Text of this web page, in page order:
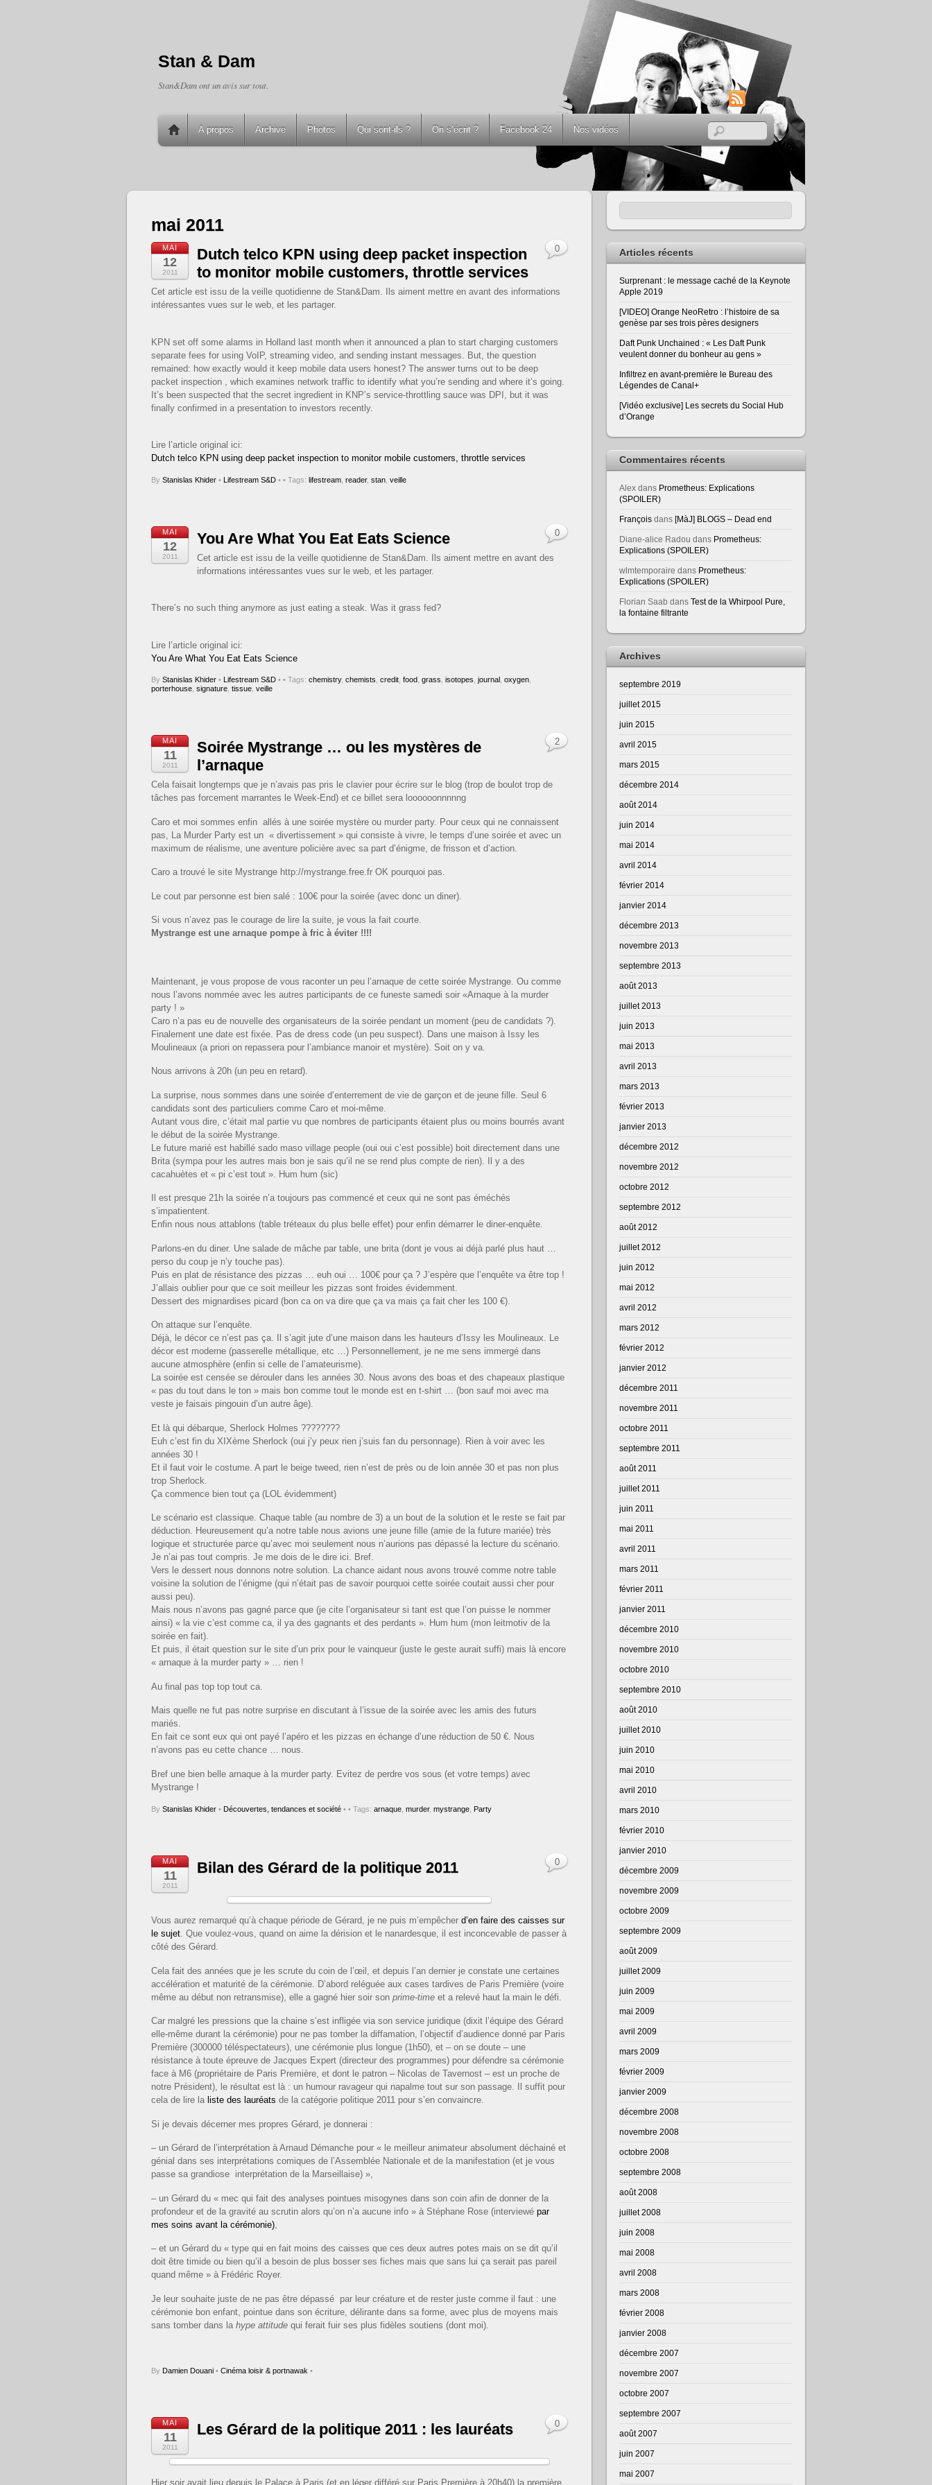
Stan & Dam
Stan&Dam ont un avis sur tout.
RSS
A propos Archive Photos Qui sont-ils ? On s’écrit ? Facebook 24 Nos vidéos
mai 2011
MAI
12
2011
Dutch telco KPN using deep packet inspection
to monitor mobile customers, throttle services
Cet article est issu de la veille quotidienne de Stan&Dam. Ils aiment mettre en avant des informations
intéressantes vues sur le web, et les partager.
KPN set off some alarms in Holland last month when it announced a plan to start charging customers
separate fees for using VoIP, streaming video, and sending instant messages. But, the question
remained: how exactly would it keep mobile data users honest? The answer turns out to be deep
packet inspection , which examines network traffic to identify what you’re sending and where it’s going.
It’s been suspected that the secret ingredient in KNP’s service-throttling sauce was DPI, but it was
finally confirmed in a presentation to investors recently.
Lire l’article original ici:
Dutch telco KPN using deep packet inspection to monitor mobile customers, throttle services
By Stanislas Khider • Lifestream S&D •
0
• Tags: lifestream reader, stan veille
MAI
12
2011
You Are What You Eat Eats Science
Cet article est issu de la veille quotidienne de Stan&Dam. Ils aiment mettre en avant des
informations intéressantes vues sur le web, et les partager.
There’s no such thing anymore as just eating a steak. Was it grass fed?
Lire l’article original ici:
You Are What You Eat Eats Science
By Stanislas Khider • Lifestream S&D •
0
• Tags: chemistry, chemists credit food grass isotopes journal oxygen
porterhouse signature tissue veille
MAI
11
2011
Soirée Mystrange … ou les mystères de
l’arnaque
Cela faisait longtemps que je n’avais pas pris le clavier pour écrire sur le blog (trop de boulot trop de
tâches pas forcement marrantes le Week-End) et ce billet sera loooooonnnnng
Caro et moi sommes enfin allés à une soirée mystère ou murder party. Pour ceux qui ne connaissent
pas, La Murder Party est un « divertissement » qui consiste à vivre, le temps d’une soirée et avec un
maximum de réalisme, une aventure policière avec sa part d’énigme, de frisson et d’action.
Caro a trouvé le site Mystrange http://mystrange.free.fr OK pourquoi pas.
Le cout par personne est bien salé : 100€ pour la soirée (avec donc un diner).
Si vous n’avez pas le courage de lire la suite, je vous la fait courte.
Mystrange est une arnaque pompe à fric à éviter !!!!
Maintenant, je vous propose de vous raconter un peu l’arnaque de cette soirée Mystrange. Ou comme
nous l’avons nommée avec les autres participants de ce funeste samedi soir «Arnaque à la murder
party ! »
Caro n’a pas eu de nouvelle des organisateurs de la soirée pendant un moment (peu de candidats ?).
Finalement une date est fixée. Pas de dress code (un peu suspect). Dans une maison à Issy les
Moulineaux (a priori on repassera pour l’ambiance manoir et mystère). Soit on y va.
Nous arrivons à 20h (un peu en retard).
La surprise, nous sommes dans une soirée d’enterrement de vie de garçon et de jeune fille. Seul 6
candidats sont des particuliers comme Caro et moi-même.
Autant vous dire, c’était mal partie vu que nombres de participants étaient plus ou moins bourrés avant
le début de la soirée Mystrange.
Le future marié est habillé sado maso village people (oui oui c’est possible) boit directement dans une
Brita (sympa pour les autres mais bon je sais qu’il ne se rend plus compte de rien). Il y a des
cacahuètes et « pi c’est tout ». Hum hum (sic)
Il est presque 21h la soirée n’a toujours pas commencé et ceux qui ne sont pas éméchés
s’impatientent.
Enfin nous nous attablons (table tréteaux du plus belle effet) pour enfin démarrer le diner-enquête.
Parlons-en du diner. Une salade de mâche par table, une brita (dont je vous ai déjà parlé plus haut …
perso du coup je n’y touche pas).
Puis en plat de résistance des pizzas … euh oui … 100€ pour ça ? J’espère que l’enquête va être top !
J’allais oublier pour que ce soit meilleur les pizzas sont froides évidemment.
Dessert des mignardises picard (bon ca on va dire que ça va mais ça fait cher les 100 €).
On attaque sur l’enquête.
Déjà, le décor ce n’est pas ça. Il s’agit jute d’une maison dans les hauteurs d’Issy les Moulineaux. Le
décor est moderne (passerelle métallique, etc …) Personnellement, je ne me sens immergé dans
aucune atmosphère (enfin si celle de l’amateurisme).
La soirée est censée se dérouler dans les années 30. Nous avons des boas et des chapeaux plastique
« pas du tout dans le ton » mais bon comme tout le monde est en t-shirt … (bon sauf moi avec ma
veste je faisais pingouin d’un autre âge).
Et là qui débarque, Sherlock Holmes ????????
Euh c’est fin du XIXème Sherlock (oui j’y peux rien j’suis fan du personnage). Rien à voir avec les
années 30 !
Et il faut voir le costume. A part le beige tweed, rien n’est de près ou de loin année 30 et pas non plus
trop Sherlock.
Ça commence bien tout ça (LOL évidemment)
Le scénario est classique. Chaque table (au nombre de 3) a un bout de la solution et le reste se fait par
déduction. Heureusement qu’a notre table nous avions une jeune fille (amie de la future mariée) très
logique et structurée parce qu’avec moi seulement nous n’aurions pas dépassé la lecture du scénario.
Je n’ai pas tout compris. Je me dois de le dire ici. Bref.
Vers le dessert nous donnons notre solution. La chance aidant nous avons trouvé comme notre table
voisine la solution de l’énigme (qui n’était pas de savoir pourquoi cette soirée coutait aussi cher pour
aussi peu).
Mais nous n’avons pas gagné parce que (je cite l’organisateur si tant est que l’on puisse le nommer
ainsi) « la vie c’est comme ca, il ya des gagnants et des perdants ». Hum hum (mon leitmotiv de la
soirée en fait).
Et puis, il était question sur le site d’un prix pour le vainqueur (juste le geste aurait suffi) mais là encore
« arnaque à la murder party » … rien !
Au final pas top top tout ca.
Mais quelle ne fut pas notre surprise en discutant à l’issue de la soirée avec les amis des futurs
mariés.
En fait ce sont eux qui ont payé l’apéro et les pizzas en échange d’une réduction de 50 €. Nous
n’avons pas eu cette chance … nous.
Bref une bien belle arnaque à la murder party. Evitez de perdre vos sous (et votre temps) avec
Mystrange !
By Stanislas Khider • Découvertes, tendances et société •
2
• Tags: arnaque murder, mystrange Party
MAI
11
2011
Bilan des Gérard de la politique 2011
Vous aurez remarqué qu’à chaque période de Gérard, je ne puis m’empêcher d’en faire des caisses sur
le sujet. Que voulez-vous, quand on aime la dérision et le nanardesque, il est inconcevable de passer à
côté des Gérard.
Cela fait des années que je les scrute du coin de l’œil, et depuis l’an dernier je constate une certaines
accélération et maturité de la cérémonie. D’abord reléguée aux cases tardives de Paris Première (voire
même au début non retransmise), elle a gagné hier soir son prime-time et a relevé haut la main le défi.
Car malgré les pressions que la chaine s’est infligée via son service juridique (dixit l’équipe des Gérard
elle-même durant la cérémonie) pour ne pas tomber la diffamation, l’objectif d’audience donné par Paris
Première (300000 téléspectateurs), une cérémonie plus longue (1h50), et – on se doute – une
résistance à toute épreuve de Jacques Expert (directeur des programmes) pour défendre sa cérémonie
face à M6 (propriétaire de Paris Première, et dont le patron – Nicolas de Tavernost – est un proche de
notre Président), le résultat est là : un humour ravageur qui napalme tout sur son passage. Il suffit pour
cela de lire la liste des lauréats de la catégorie politique 2011 pour s’en convaincre.
Si je devais décerner mes propres Gérard, je donnerai :
– un Gérard de l’interprétation à Arnaud Démanche pour « le meilleur animateur absolument déchainé et
génial dans ses interprétations comiques de l’Assemblée Nationale et de la manifestation (et je vous
passe sa grandiose interprétation de la Marseillaise) »,
– un Gérard du « mec qui fait des analyses pointues misogynes dans son coin afin de donner de la
profondeur et de la gravité au scrutin alors qu’on n’a aucune info » à Stéphane Rose (interviewé par
mes soins avant la cérémonie)
– et un Gérard du « type qui en fait moins des caisses que ces deux autres potes mais on se dit qu’il
doit être timide ou bien qu’il a besoin de plus bosser ses fiches mais que sans lui ça serait pas pareil
quand même » à Frédéric Royer.
Je leur souhaite juste de ne pas être dépassé par leur créature et de rester juste comme il faut : une
cérémonie bon enfant, pointue dans son écriture, délirante dans sa forme, avec plus de moyens mais
sans tomber dans la hype attitude qui ferait fuir ses plus fidèles soutiens (dont moi).
By Damien Douani • Cinéma loisir & portnawak •
0
MAI
11
2011
Les Gérard de la politique 2011 : les lauréats
Hier soir avait lieu depuis le Palace à Paris (et en léger différé sur Paris Première à 20h40) la première
0
Articles récents
Surprenant : le message caché de la Keynote
Apple 2019
[VIDEO] Orange NeoRetro : l’histoire de sa
genèse par ses trois pères designers
Daft Punk Unchained : « Les Daft Punk
veulent donner du bonheur au gens »
Infiltrez en avant-première le Bureau des
Légendes de Canal+
[Vidéo exclusive] Les secrets du Social Hub
d’Orange
Commentaires récents
Alex dans Prometheus: Explications
(SPOILER)
François dans [MàJ] BLOGS – Dead end
Diane-alice Radou dans Prometheus:
Explications (SPOILER)
wlmtemporaire dans Prometheus:
Explications (SPOILER)
Florian Saab dans Test de la Whirpool Pure,
la fontaine filtrante
Archives
septembre 2019
juillet 2015
juin 2015
avril 2015
mars 2015
décembre 2014
août 2014
juin 2014
mai 2014
avril 2014
février 2014
janvier 2014
décembre 2013
novembre 2013
septembre 2013
août 2013
juillet 2013
juin 2013
mai 2013
avril 2013
mars 2013
février 2013
janvier 2013
décembre 2012
novembre 2012
octobre 2012
septembre 2012
août 2012
juillet 2012
juin 2012
mai 2012
avril 2012
mars 2012
février 2012
janvier 2012
décembre 2011
novembre 2011
octobre 2011
septembre 2011
août 2011
juillet 2011
juin 2011
mai 2011
avril 2011
mars 2011
février 2011
janvier 2011
décembre 2010
novembre 2010
octobre 2010
septembre 2010
août 2010
juillet 2010
juin 2010
mai 2010
avril 2010
mars 2010
février 2010
janvier 2010
décembre 2009
novembre 2009
octobre 2009
septembre 2009
août 2009
juillet 2009
juin 2009
mai 2009
avril 2009
mars 2009
février 2009
janvier 2009
décembre 2008
novembre 2008
octobre 2008
septembre 2008
août 2008
juillet 2008
juin 2008
mai 2008
avril 2008
mars 2008
février 2008
janvier 2008
décembre 2007
novembre 2007
octobre 2007
septembre 2007
août 2007
juin 2007
mai 2007